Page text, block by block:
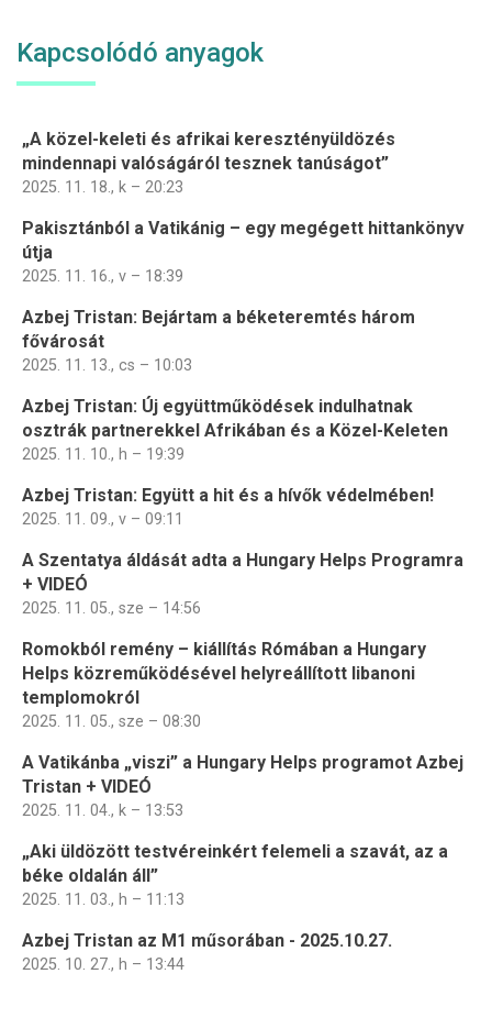
Kapcsolódó anyagok
„A közel-keleti és afrikai keresztényüldözés
mindennapi valóságáról tesznek tanúságot”
2025. 11. 18., k – 20:23
Pakisztánból a Vatikánig – egy megégett hittankönyv
útja
2025. 11. 16., v – 18:39
Azbej Tristan: Bejártam a béketeremtés három
fővárosát
2025. 11. 13., cs – 10:03
Azbej Tristan: Új együttműködések indulhatnak
osztrák partnerekkel Afrikában és a Közel-Keleten
2025. 11. 10., h – 19:39
Azbej Tristan: Együtt a hit és a hívők védelmében!
2025. 11. 09., v – 09:11
A Szentatya áldását adta a Hungary Helps Programra
+ VIDEÓ
2025. 11. 05., sze – 14:56
Romokból remény – kiállítás Rómában a Hungary
Helps közreműködésével helyreállított libanoni
templomokról
2025. 11. 05., sze – 08:30
A Vatikánba „viszi” a Hungary Helps programot Azbej
Tristan + VIDEÓ
2025. 11. 04., k – 13:53
„Aki üldözött testvéreinkért felemeli a szavát, az a
béke oldalán áll”
2025. 11. 03., h – 11:13
Azbej Tristan az M1 műsorában - 2025.10.27.
2025. 10. 27., h – 13:44